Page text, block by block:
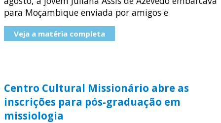
para Moçambique enviada por amigos e
Veja a matéria completa
Centro Cultural Missionário abre as
inscrições para pós-graduação em
missiologia